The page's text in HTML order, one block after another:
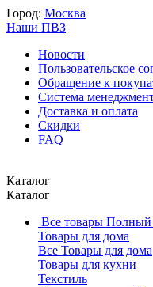
Город: Москва
Наши ПВЗ
Новости
Пользовательское
Обращение к
Система
Доставка и оплата
Скидки
FAQ
Каталог
Каталог
Все товары Полный
Товары для дома
Все Товары для дома
Товары для кухни
Текстиль